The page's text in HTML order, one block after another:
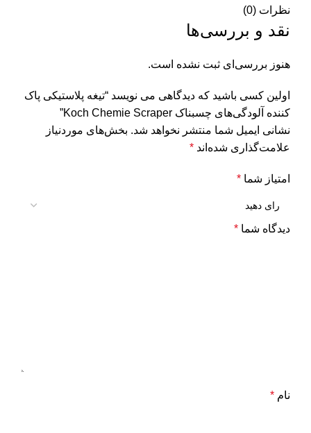
نظرات (0)
نقد و بررسی‌ها
هنوز بررسی‌ای ثبت نشده است.
اولین کسی باشید که دیدگاهی می نویسد “تیغه پلاستیکی پاک
کننده آلودگی‌های چسبناک Koch Chemie Scraper”
نشانی ایمیل شما منتشر نخواهد شد. بخش‌های موردنیاز
علامت‌گذاری شده‌اند *
امتیاز شما *
دیدگاه شما *
نام *